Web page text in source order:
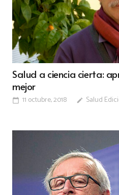
Salud a ciencia cierta:
mejor
calendar_today 11 octubre, 2018 edit Salud